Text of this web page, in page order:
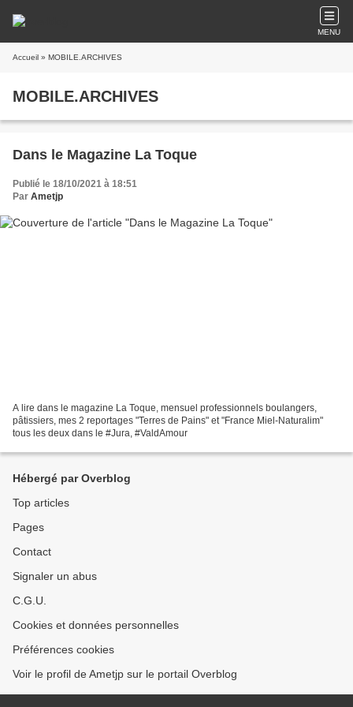
MENU
Accueil » MOBILE.ARCHIVES
MOBILE.ARCHIVES
Dans le Magazine La Toque
Publié le 18/10/2021 à 18:51
Par Ametjp
A lire dans le magazine La Toque, mensuel professionnels boulangers,
pâtissiers, mes 2 reportages "Terres de Pains" et "France Miel-Naturalim"
tous les deux dans le #Jura, #ValdAmour
Hébergé par Overblog
Top articles
Pages
Contact
Signaler un abus
C.G.U.
Cookies et données personnelles
Préférences cookies
Voir le profil de Ametjp sur le portail Overblog